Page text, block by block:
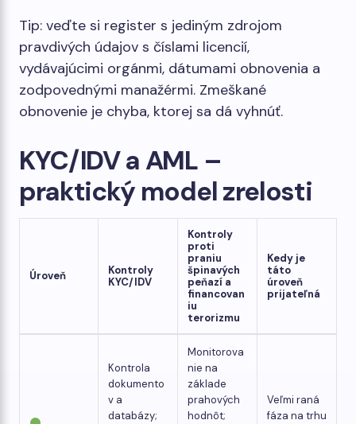
Tip: veďte si register s jediným zdrojom
pravdivých údajov s číslami licencií,
vydávajúcimi orgánmi, dátumami obnovenia a
zodpovednými manažérmi. Zmeškané
obnovenie je chyba, ktorej sa dá vyhnúť.
KYC/IDV a AML –
praktický model zrelosti
Úroveň
Kontroly
KYC/IDV
Kontroly
proti
praniu
špinavých
peňazí a
financovan
iu
terorizmu
Kedy je
táto
úroveň
prijateľná
Kontrola
dokumento
v a
databázy;
Monitorova
nie na
základe
prahových
hodnôt;
Veľmi raná
fáza na trhu